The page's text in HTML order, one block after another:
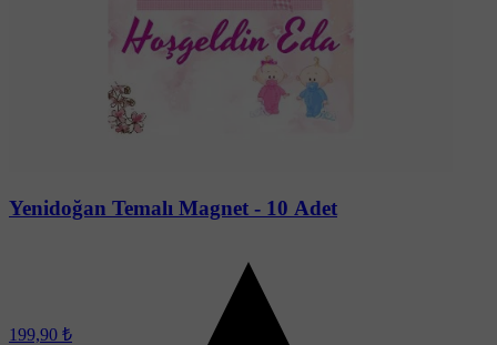
Yenidoğan Temalı Magnet - 10 Adet
199,90 ₺